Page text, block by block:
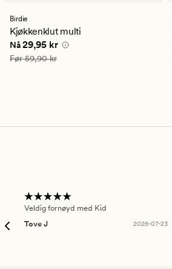
Birdie
Kjøkkenklut multi
Nåværende pris
Nå29,95 kr
Vanlig pris 59,90 kr
Før59,90 kr
Veldig fornøyd med Kid
Tove J
2026-07-23